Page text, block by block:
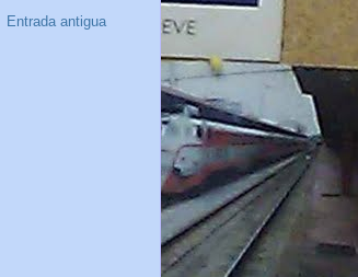
Entrada antigua